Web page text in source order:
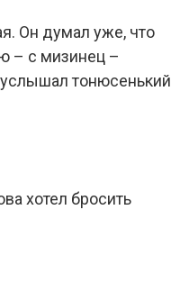
Он думал уже, что
– с мизинец –
услышал тонюсенький
хотел бросить